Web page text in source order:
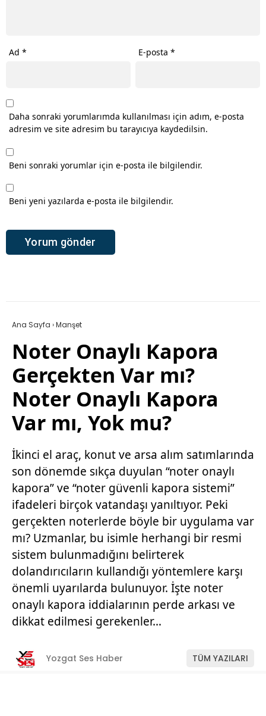
Ad * E-posta*
Daha sonraki yorumlarımda kullanılması için adım, e-posta
adresim ve site adresim bu tarayıcıya kaydedilsin.
Beni sonraki yorumlar için e-posta ile bilgilendir.
Beni yeni yazılarda e-posta ile bilgilendir.
Ana Sayfa ›Manşet
Noter Onaylı Kapora
Gerçekten Var mı?
Noter Onaylı Kapora
Var mı, Yok mu?
İkinci el araç, konut ve arsa alım satımlarında
son dönemde sıkça duyulan “noter onaylı
kapora” ve “noter güvenli kapora sistemi”
ifadeleri birçok vatandaşı yanıltıyor. Peki
gerçekten noterlerde böyle bir uygulama var
mı? Uzmanlar, bu isimle herhangi bir resmi
sistem bulunmadığını belirterek
dolandırıcıların kullandığı yöntemlere karşı
önemli uyarılarda bulunuyor. İşte noter
onaylı kapora iddialarının perde arkası ve
dikkat edilmesi gerekenler…
Yozgat Ses Haber TÜM YAZILARI